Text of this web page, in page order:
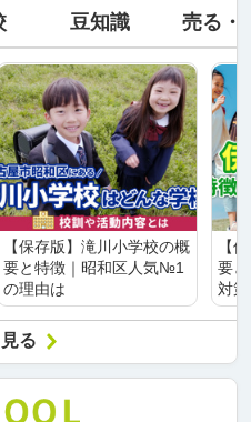
豆知識 売る・
【保存版】滝川小学校の概
要と特徴｜昭和区人気№1
の理由は
【
要
対
る